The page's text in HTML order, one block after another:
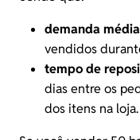
demanda média
vendidos
tempo de
dias entre os
dos itens na loja.